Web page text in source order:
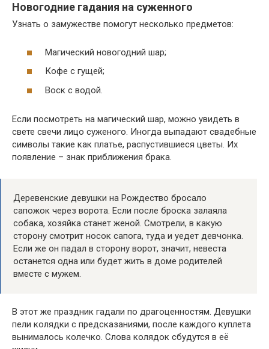
Новогодние гадания на суженного
Узнать о замужестве помогут несколько предметов:
Магический новогодний шар;
Кофе с гущей;
Воск с водой.
Если посмотреть на магический шар, можно увидеть в
свете свечи лицо суженого. Иногда выпадают свадебные
символы такие как платье, распустившиеся цветы. Их
появление – знак приближения брака.
Деревенские девушки на Рождество бросало
сапожок через ворота. Если после броска залаяла
собака, хозяйка станет женой. Смотрели, в какую
сторону смотрит носок сапога, туда и уедет девчонка.
Если же он падал в сторону ворот, значит, невеста
останется одна или будет жить в доме родителей
вместе с мужем.
В этот же праздник гадали по драгоценностям. Девушки
пели колядки с предсказаниями, после каждого куплета
вынималось колечко. Слова колядок сбудутся в её